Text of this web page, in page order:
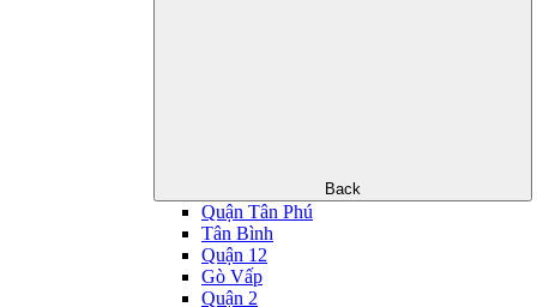
Back
Quận Tân Phú
Tân Bình
Quận 12
Gò Vấp
Quận 2